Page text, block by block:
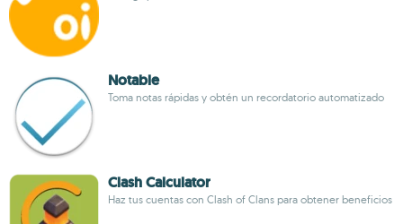
Notable
Toma notas rápidas y obtén un recordatorio automatizado
Clash Calculator
Haz tus cuentas con Clash of Clans para obtener beneficios